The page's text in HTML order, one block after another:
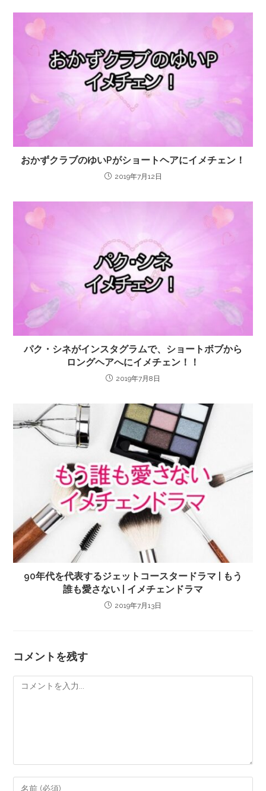
おかずクラブのゆいPがショートヘアにイメチェン！
2019年7月12日
パク・シネがインスタグラムで、ショートボブから
ロングヘアへにイメチェン！！
2019年7月8日
90年代を代表するジェットコースタードラマ | もう
誰も愛さない | イメチェンドラマ
2019年7月13日
コメントを残す